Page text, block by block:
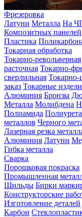
быстрый расчет
Фрезеровка
Латуни Металла На
Композитных панелей
Пластика
Токарная обработка
Токарно-револьверная
расточная Токарно-
сверлильная Токарно-
заказ Токарные
Алюминия Бронзы
Металла Молибдена
Полиамида
металлов Черного
Лазерная резка
Алюминия Латуни
Гибка металла
Cварка
Порошковая покраска
Промышленная
Шильды Бирки
Конструкторские
Изготовление деталей
Карбон